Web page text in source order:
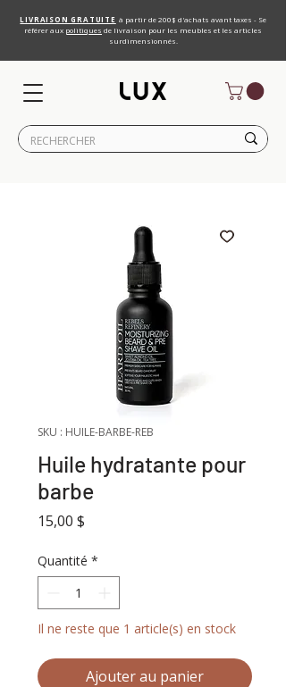
LIVRAISON GRATUITE à partir de 200$ d'achats avant taxes - Se
référer aux politiques de livraison pour les meubles et les articles
surdimensionnés.
SKU : HUILE-BARBE-REB
Huile hydratante pour
barbe
15,00 $
Quantité *
Il ne reste que 1 article(s) en stock
Ajouter au panier